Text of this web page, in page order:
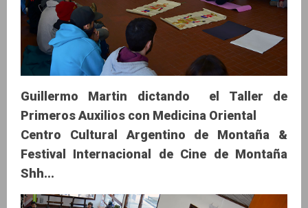
Guillermo Martin dictando el Taller de
Primeros Auxilios con Medicina Oriental
Centro Cultural Argentino de Montaña &
Festival Internacional de Cine de Montaña
Shh...